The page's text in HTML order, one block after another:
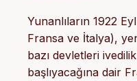
Yunanlıların 1922
Fransa ve İtalya),
bazı devletleri
başlıyacağına dair